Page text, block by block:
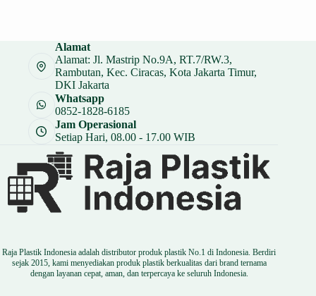
Alamat
Alamat: Jl. Mastrip No.9A, RT.7/RW.3,
Rambutan, Kec. Ciracas, Kota Jakarta Timur,
DKI Jakarta
Whatsapp
0852-1828-6185
Jam Operasional
Setiap Hari, 08.00 - 17.00 WIB
Raja Plastik Indonesia adalah distributor produk plastik No.1 di Indonesia. Berdiri
sejak 2015, kami menyediakan produk plastik berkualitas dari brand ternama
dengan layanan cepat, aman, dan terpercaya ke seluruh Indonesia.